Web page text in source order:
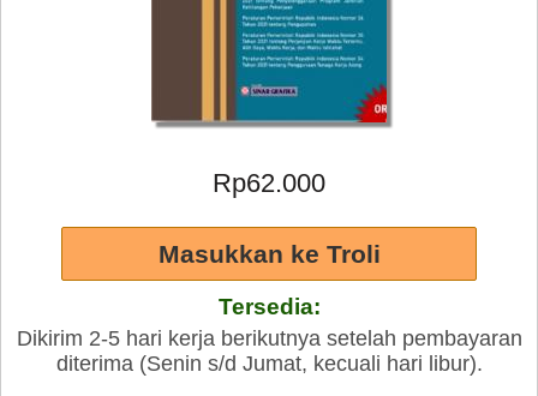
Rp62.000
Tersedia:
Dikirim 2-5 hari kerja berikutnya setelah pembayaran
diterima (Senin s/d Jumat, kecuali hari libur).